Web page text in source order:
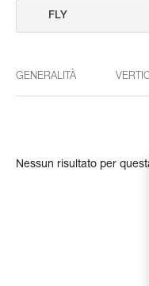
GENERALITÀ
Nessun risultato per